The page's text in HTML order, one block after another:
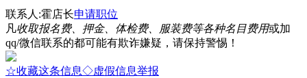
联系人:霍店长申请职位
凡收取报名费、押金、体检费、服装费等各种名目费用或加
qq/微信联系的都可能有欺诈嫌疑，请保持警惕！
☆收藏这条信息◇虚假信息举报